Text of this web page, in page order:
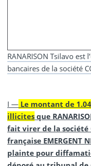
RANARISON Tsilavo est
bancaires de la société
I — Le montant de
illicites que
fait virer de la société
française EMERGENT
plainte pour